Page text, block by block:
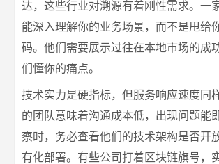
达，这些行业对溯源有着刚性需求。一
能深入理解你的业务场景，而不是甩给
码。他们需要展示过往在本地市场的成
们懂你的痛点。
技术实力是硬指标，但服务响应速度同
的团队意味着沟通成本低，出现问题能
察时，务必查看他们的技术架构是否开
有化部署。有些公司打着区块链旗号，